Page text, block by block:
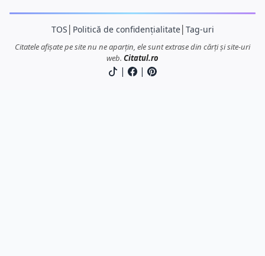
TOS Politică de confidențialitate│ Tag-uri
Citatele afișate pe site nu ne aparțin, ele sunt extrase din cărți și site-uri
web. Citatul.ro
| |